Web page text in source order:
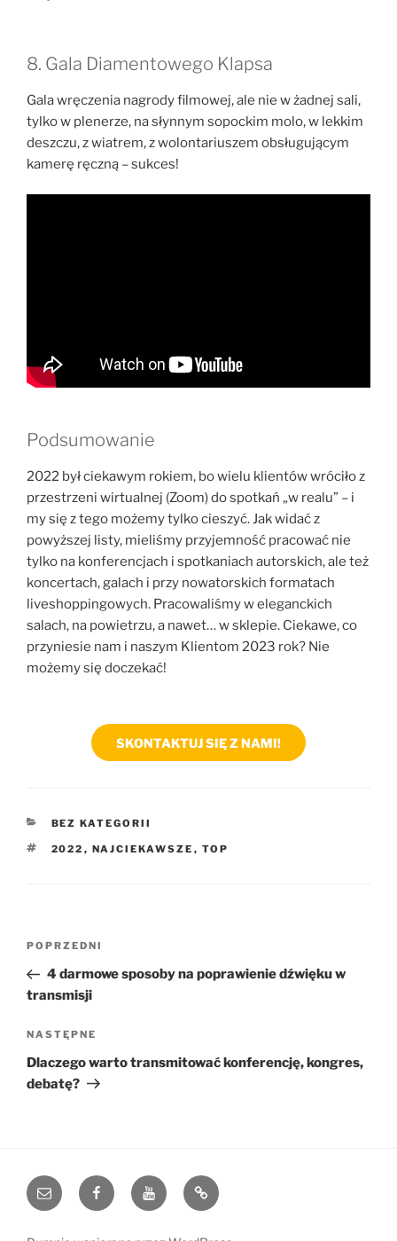
8. Gala Diamentowego Klapsa
Gala wręczenia nagrody filmowej, ale nie w żadnej sali,
tylko w plenerze, na słynnym sopockim molo, w lekkim
deszczu, z wiatrem, z wolontariuszem obsługującym
kamerę ręczną – sukces!
Podsumowanie
2022 był ciekawym rokiem, bo wielu klientów wróciło z
przestrzeni wirtualnej (Zoom) do spotkań „w realu” – i
my się z tego możemy tylko cieszyć. Jak widać z
powyższej listy, mieliśmy przyjemność pracować nie
tylko na konferencjach i spotkaniach autorskich, ale też
koncertach, galach i przy nowatorskich formatach
liveshoppingowych. Pracowaliśmy w eleganckich
salach, na powietrzu, a nawet… w sklepie. Ciekawe, co
przyniesie nam i naszym Klientom 2023 rok? Nie
możemy się doczekać!
SKONTAKTUJ SIĘ Z NAMI!
KATEGORIE
BEZ KATEGORII
TAGI
2022 , NAJCIEKAWSZE , TOP
Nawigacja
Poprzedni
wpis
POPRZEDNI
4 darmowe sposoby na poprawienie dźwięku w
transmisji
Następny
wpis
NASTĘPNE
Dlaczego warto transmitować konferencję, kongres,
debatę?
e-
mail
FacebookYouTubeBlog